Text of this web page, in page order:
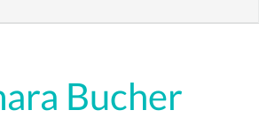
Bucher